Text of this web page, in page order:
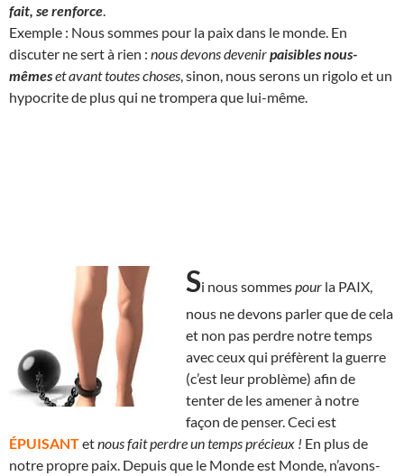
fait, se renforce
Exemple : Nous sommes pour la paix dans le monde. En
discuter ne sert à rien : nous devons devenirpaisibles nous-
mêmeset avant toutes choses , sinon, nous serons un rigolo et un
hypocrite de plus qui ne trompera que lui-même.
Si nous sommespour la PAIX,
nous ne devons parler que de cela
et non pas perdre notre temps
avec ceux qui préfèrent la guerre
(c’est leur problème) afin de
tenter de les amener à notre
façon de penser. Ceci est
ÉPUISANTetnous fait perdre un temps précieux ! En plus de
notre propre paix. Depuis que le Monde est Monde, n’avons-